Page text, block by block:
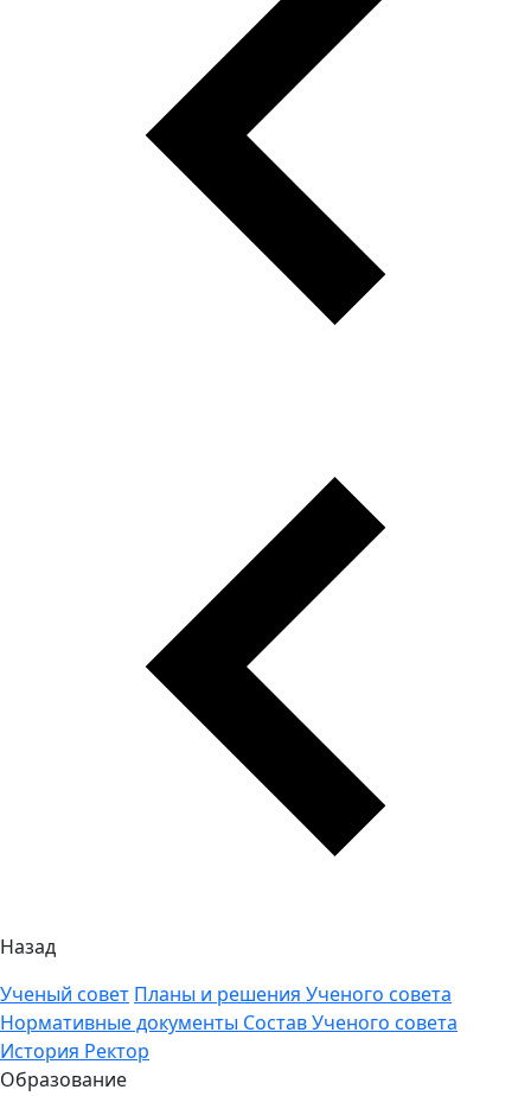
Назад
Ученый совет Планы и решения Ученого совета
Нормативные документы Состав Ученого совета
История Ректор
Образование